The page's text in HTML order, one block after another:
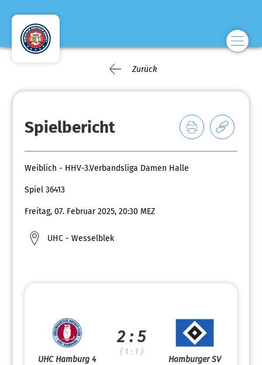
Zurück
Spielbericht
Weiblich - HHV-3.Verbandsliga Damen Halle
Spiel 36413
Freitag, 07. Februar 2025, 20:30 MEZ
UHC - Wesselblek
UHC Hamburg 4
2 : 5
( 1 : 1 )
Hamburger SV